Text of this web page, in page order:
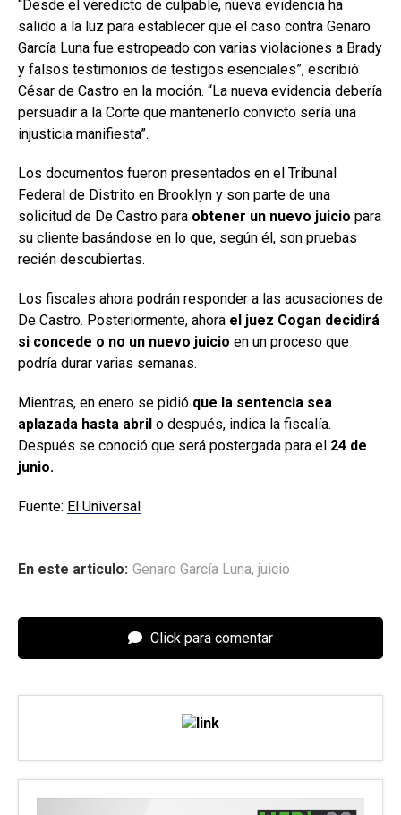
“Desde el veredicto de culpable, nueva evidencia ha
salido a la luz para establecer que el caso contra Genaro
García Luna fue estropeado con varias violaciones a Brady
y falsos testimonios de testigos esenciales”, escribió
César de Castro en la moción. “La nueva evidencia debería
persuadir a la Corte que mantenerlo convicto sería una
injusticia manifiesta”.
Los documentos fueron presentados en el Tribunal
Federal de Distrito en Brooklyn y son parte de una
solicitud de De Castro para obtener un nuevo juicio para
su cliente basándose en lo que, según él, son pruebas
recién descubiertas.
Los fiscales ahora podrán responder a las acusaciones de
De Castro. Posteriormente, ahora el juez Cogan decidirá
si concede o no un nuevo juicio en un proceso que
podría durar varias semanas.
Mientras, en enero se pidió que la sentencia sea
aplazada hasta abril o después, indica la fiscalía.
Después se conoció que será postergada para el 24 de
junio.
Fuente: El Universal
En este articulo: Genaro García Luna, juicio
Click para comentar